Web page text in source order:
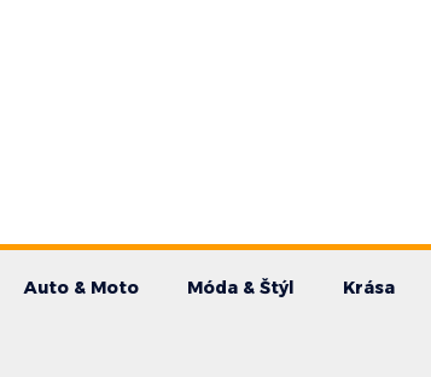
Auto & Moto Móda & Štýl Krása